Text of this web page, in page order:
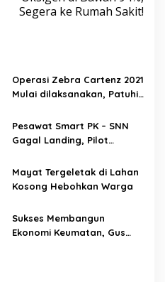
Segera ke Rumah Sakit!
Operasi Zebra Cartenz 2021
Mulai dilaksanakan, Patuhi
Pesawat Smart PK – SNN
Gagal Landing, Pilot
Puncak Jaya
Mayat Tergeletak di Lahan
Kosong Hebohkan Warga
Sukses Membangun
Ekonomi Keumatan, Gus